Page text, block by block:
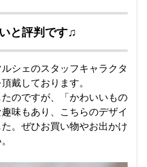
と評判です♫
シェのスタッフキャラクタ
戴しております。
のですが、「かわいいもの
味もあり、こちらのデザイ
。ぜひお買い物やお出かけ